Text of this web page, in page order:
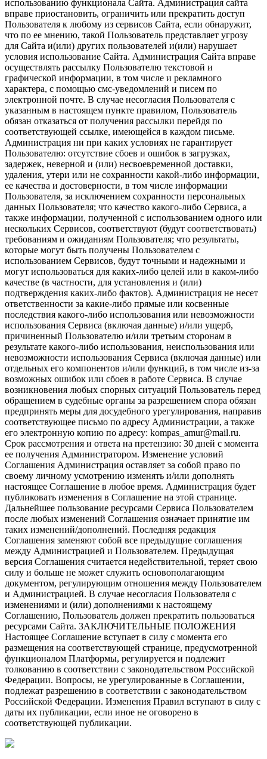
использованию функционала Сайта. Администрация сайта
вправе приостановить, ограничить или прекратить доступ
Пользователя к любому из сервисов Сайта, если обнаружит,
что по ее мнению, такой Пользователь представляет угрозу
для Сайта и(или) других пользователей и(или) нарушает
условия использование Сайта. Администрация Сайта вправе
осуществлять рассылку Пользователю текстовой и
графической информации, в том числе и рекламного
характера, с помощью смс-уведомлений и писем по
электронной почте. В случае несогласия Пользователя с
указанным в настоящем пункте правилом, Пользователь
обязан отказаться от получения рассылки перейдя по
соответствующей ссылке, имеющейся в каждом письме.
Администрация ни при каких условиях не гарантирует
Пользователю: отсутствие сбоев и ошибок в загрузках,
задержек, неверной и (или) несвоевременной доставки,
удаления, утери или не сохранности какой-либо информации,
ее качества и достоверности, в том числе информации
Пользователя, за исключением сохранности персональных
данных Пользователя; что качество какого-либо Сервиса, а
также информации, полученной с использованием одного или
нескольких Сервисов, соответствуют (будут соответствовать)
требованиям и ожиданиям Пользователя; что результаты,
которые могут быть получены Пользователем с
использованием Сервисов, будут точными и надежными и
могут использоваться для каких-либо целей или в каком-либо
качестве (в частности, для установления и (или)
подтверждения каких-либо фактов). Администрация не несет
ответственности за какие-либо прямые или косвенные
последствия какого-либо использования или невозможности
использования Сервиса (включая данные) и/или ущерб,
причиненный Пользователю и/или третьим сторонам в
результате какого-либо использования, неиспользования или
невозможности использования Сервиса (включая данные) или
отдельных его компонентов и/или функций, в том числе из-за
возможных ошибок или сбоев в работе Сервиса. В случае
возникновения любых спорных ситуаций Пользователь перед
обращением в судебные органы за разрешением спора обязан
предпринять меры для досудебного урегулирования, направив
соответствующее письмо по адресу Администрации, а также
его электронную копию по адресу: kompas_amur@mail.ru.
Срок рассмотрения и ответа на претензию: 30 дней с момента
ее получения Администратором. Изменение условий
Соглашения Администрация оставляет за собой право по
своему личному усмотрению изменять и/или дополнять
настоящее Соглашение в любое время. Администрация будет
публиковать изменения в Соглашение на этой странице.
Дальнейшее пользование ресурсами Сервиса Пользователем
после любых изменений Соглашения означает принятие им
таких изменений/дополнений. Последняя редакция
Соглашения заменяют собой все предыдущие соглашения
между Администрацией и Пользователем. Предыдущая
версия Соглашения считается недействительной, теряет свою
силу и больше не может служить основополагающим
документом, регулирующим отношения между Пользователем
и Администрацией. В случае несогласия Пользователя с
изменениями и (или) дополнениями к настоящему
Соглашению, Пользователь должен прекратить пользоваться
ресурсами Сайта. ЗАКЛЮЧИТЕЛЬНЫЕ ПОЛОЖЕНИЯ
Настоящее Соглашение вступает в силу с момента его
размещения на соответствующей странице, предусмотренной
функционалом Платформы, регулируется и подлежит
толкованию в соответствии с законодательством Российской
Федерации. Вопросы, не урегулированные в Соглашении,
подлежат разрешению в соответствии с законодательством
Российской Федерации. Изменения Правил вступают в силу с
даты их публикации, если иное не оговорено в
соответствующей публикации.